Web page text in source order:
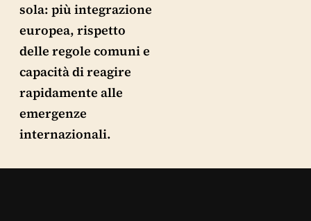
sola: più integrazione
europea, rispetto
delle regole comuni e
capacità di reagire
rapidamente alle
emergenze
internazionali.